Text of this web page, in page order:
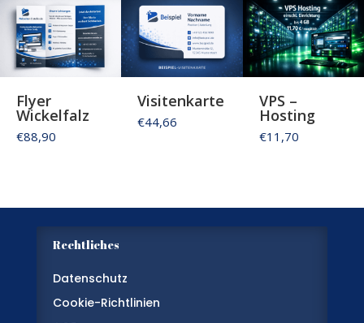
Flyer
Wickelfalz
€88,90
Visitenkarte
€44,66
VPS –
Hosting
€11,70
Rechtliches
Datenschutz
Cookie-Richtlinien